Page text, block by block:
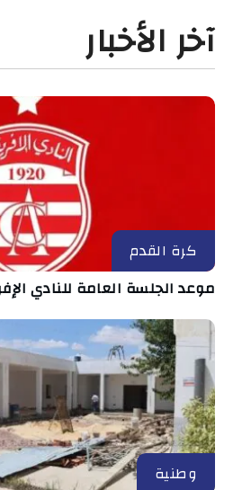
آخر الأخبار
كرة القدم
موعد الجلسة العامة للنادي
وطنية